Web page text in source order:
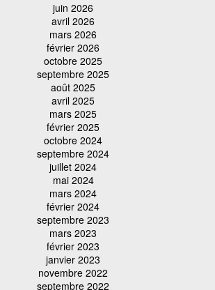
juin 2026
avril 2026
mars 2026
février 2026
octobre 2025
septembre 2025
août 2025
avril 2025
mars 2025
février 2025
octobre 2024
septembre 2024
juillet 2024
mai 2024
mars 2024
février 2024
septembre 2023
mars 2023
février 2023
janvier 2023
novembre 2022
septembre 2022